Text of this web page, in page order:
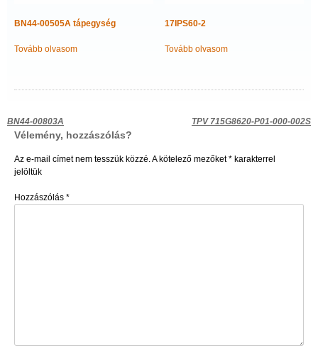
BN44-00505A tápegység
Tovább olvasom
17IPS60-2
Tovább olvasom
Bejegyzés
navigáció
BN44-00803A TPV 715G8620-P01-000-002S
Vélemény, hozzászólás?
Az e-mail címet nem tesszük közzé.A kötelező mezőket* karakterrel
jelöltük
Hozzászólás *